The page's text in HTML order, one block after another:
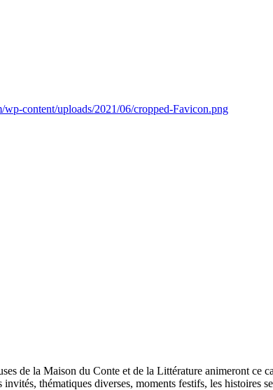
de la Maison du Conte et de la Littérature animeront ce
invités, thématiques diverses, moments festifs, les histoires